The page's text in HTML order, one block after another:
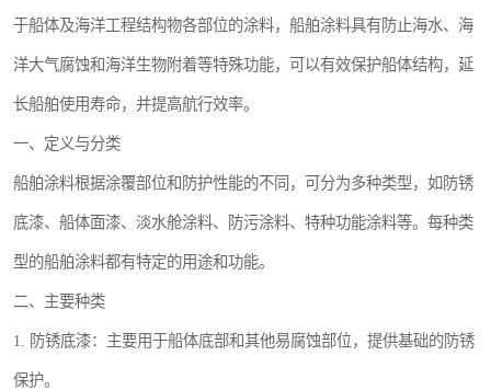
于船体及海洋工程结构物各部位的涂料，船舶涂料具有防止海水、海
洋大气腐蚀和海洋生物附着等特殊功能，可以有效保护船体结构，延
长船舶使用寿命，并提高航行效率。
一、定义与分类
船舶涂料根据涂覆部位和防护性能的不同，可分为多种类型，如防锈
底漆、船体面漆、淡水舱涂料、防污涂料、特种功能涂料等。每种类
型的船舶涂料都有特定的用途和功能。
二、主要种类
1. 防锈底漆：主要用于船体底部和其他易腐蚀部位，提供基础的防锈
保护。
建筑涂料